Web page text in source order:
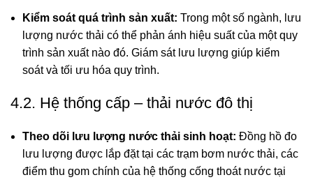
Kiểm soát quá trình sản xuất: Trong một số ngành, lưu
lượng nước thải có thể phản ánh hiệu suất của một quy
trình sản xuất nào đó. Giám sát lưu lượng giúp kiểm
soát và tối ưu hóa quy trình.
4.2. Hệ thống cấp – thải nước đô thị
Theo dõi lưu lượng nước thải sinh hoạt: Đồng hồ đo
lưu lượng được lắp đặt tại các trạm bơm nước thải, các
điểm thu gom chính của hệ thống cống thoát nước tại